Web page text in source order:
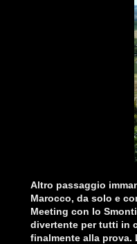
Altro passaggio
Marocco, da solo e
Meeting con lo
divertente per tutti in
finalmente alla